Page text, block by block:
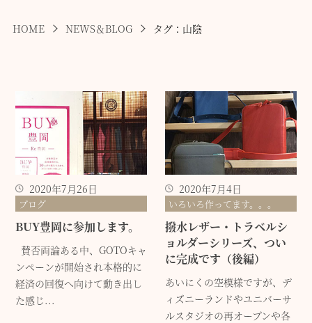
HOME NEWS＆BLOG タグ：山陰
2020年7月26日
ブログ
BUY豊岡に参加します。
賛否両論ある中、GOTOキャ
ンペーンが開始され本格的に
経済の回復へ向けて動き出し
た感じ...
2020年7月4日
いろいろ作ってます。。。
撥水レザー・トラベルシ
ョルダーシリーズ、つい
に完成です（後編）
あいにくの空模様ですが、デ
ィズニーランドやユニバーサ
ルスタジオの再オープンや各